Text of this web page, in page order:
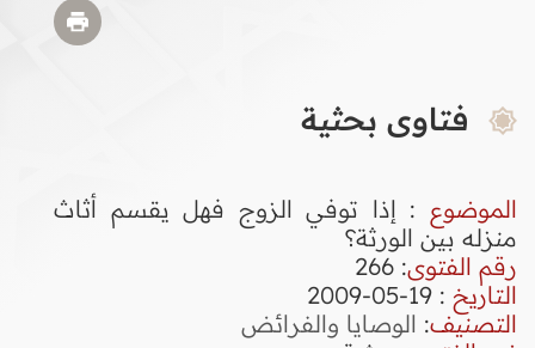
فتاوى بحثية
الموضوع : إذا توفي الزوج فهل يقسم أثاث
منزله بين الورثة؟
رقم الفتوى:
266
التاريخ : 19-05-2009
التصنيف: الوصايا والفرائض